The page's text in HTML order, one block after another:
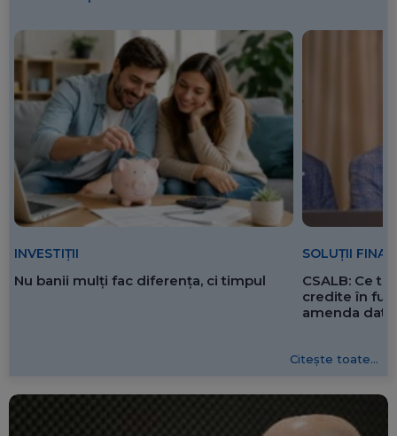
INVESTIȚII
Nu banii mulți fac diferența, ci timpul
SOLUȚII
CSALB: Ce
credite în
amenda
Citește toate...